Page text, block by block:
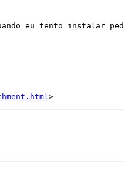
eu tento instalar